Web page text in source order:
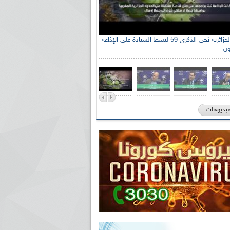
الإذاعة الجزائرية تحي الذكرى 59 لبسط السيادة على الإذاعة